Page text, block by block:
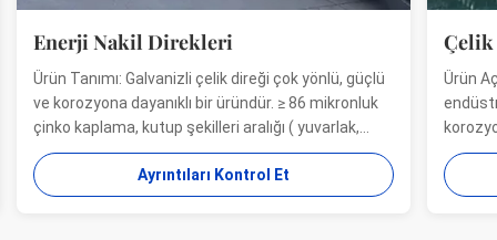
güçlü
en
Çelik Yardımcı Kutusu
Ürün Açıklaması: Galvanizli çelik direk, birden fazla
endüstriyel kullanıma uygun, çok yönlü, güçlü ve
korozyona dayanıklı bir üründür. ve belediye
uygulamaları. ≥ 86 mikron çinko kaplama, çeşitli
kutup şekilleri (yuvarlak, sekizgen, çokgen),
235'ten 500 MPa'ya kadar nihai çekme
Ayrıntıları Kontrol Et